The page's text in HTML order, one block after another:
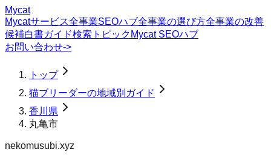
Mycat
Mycatサービス全事業SEOハブ全事業の選び方全事業の改善
候補白書ガイド検索トピック Mycat SEOハブ
お問い合わせ->
トップ
猫ブリーダーの地域別ガイド
香川県
丸亀市
nekomusubi.xyz